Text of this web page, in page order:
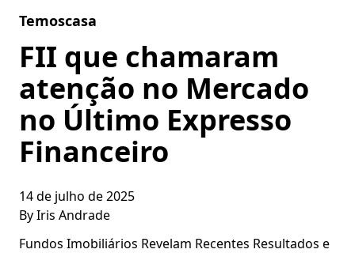
Temoscasa
FII que chamaram
atenção no Mercado
no Último Expresso
Financeiro
14 de julho de 2025
ByIris Andrade
Fundos Imobiliários Revelam Recentes Resultados e